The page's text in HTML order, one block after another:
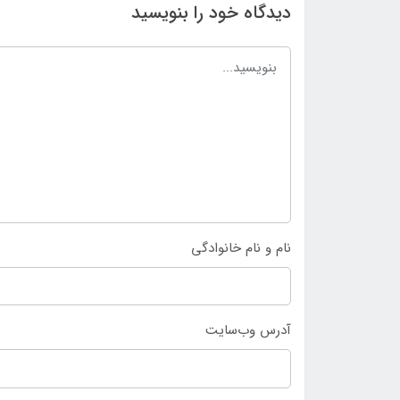
دیدگاه خود را بنویسید
نام و نام خانوادگی
آدرس وب‌سایت